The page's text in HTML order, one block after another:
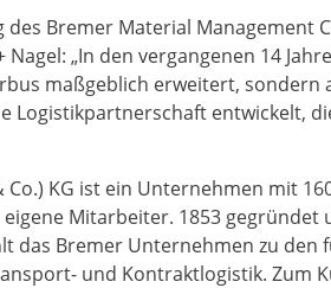
Bremer Material Management
Nagel: „In den vergangenen 14
maßgeblich erweitert, sondern
Logistikpartnerschaft entwickelt,
Co.) KG ist ein Unternehmen mit
Mitarbeiter. 1853
das Bremer Unternehmen zu den
und Kontraktlogistik. Zum